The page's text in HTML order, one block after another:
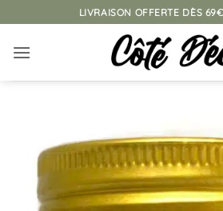
au
contenu
LIVRAISON OFFERTE DÈS